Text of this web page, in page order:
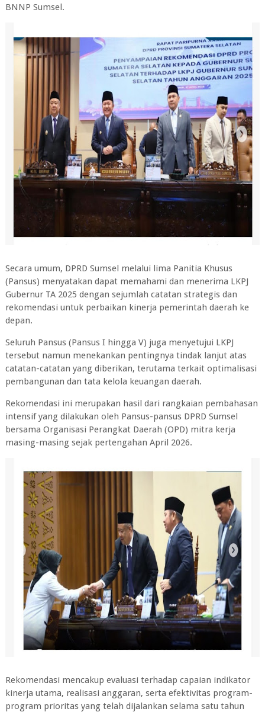
BNNP Sumsel.
Secara umum, DPRD Sumsel melalui lima Panitia Khusus
(Pansus) menyatakan dapat memahami dan menerima LKPJ
Gubernur TA 2025 dengan sejumlah catatan strategis dan
rekomendasi untuk perbaikan kinerja pemerintah daerah ke
depan.
Seluruh Pansus (Pansus I hingga V) juga menyetujui LKPJ
tersebut namun menekankan pentingnya tindak lanjut atas
catatan-catatan yang diberikan, terutama terkait optimalisasi
pembangunan dan tata kelola keuangan daerah.
Rekomendasi ini merupakan hasil dari rangkaian pembahasan
intensif yang dilakukan oleh Pansus-pansus DPRD Sumsel
bersama Organisasi Perangkat Daerah (OPD) mitra kerja
masing-masing sejak pertengahan April 2026.
Rekomendasi mencakup evaluasi terhadap capaian indikator
kinerja utama, realisasi anggaran, serta efektivitas program-
program prioritas yang telah dijalankan selama satu tahun